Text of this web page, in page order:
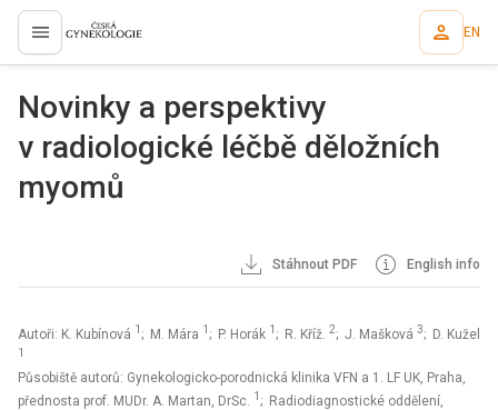
proLékaře.cz EN
Novinky a perspektivy
v radiologické léčbě děložních
myomů
Stáhnout PDF English info
Autoři: K. Kubínová 1 ; M. Mára 1 ; P. Horák 1 ; R. Kříž. 2; J. Mašková 3; D. Kužel
1
Působiště autorů: Gynekologicko-porodnická klinika VFN a 1. LF UK, Praha,
přednosta prof. MUDr. A. Martan, DrSc. 1 ; Radiodiagnostické oddělení,